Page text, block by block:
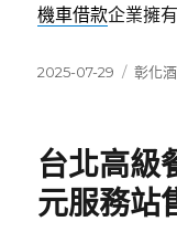
機車借款企業擁
發
2025-07-29
分
彰化
台北高級
元服務站